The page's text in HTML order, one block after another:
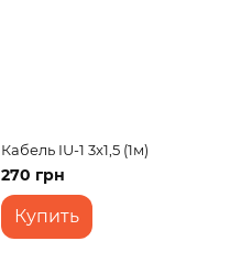
Кабель IU-1 3x1,5 (1м)
270 грн
Купить